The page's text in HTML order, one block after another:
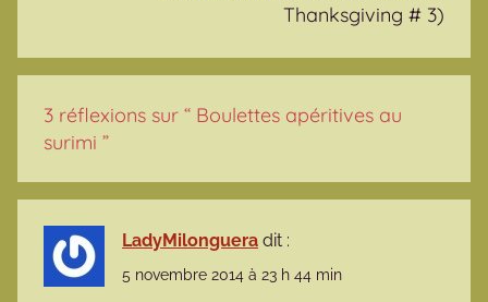
Thanksgiving # 3)
3 réflexions sur “ Boulettes apéritives au
surimi ”
LadyMilonguera dit :
5 novembre 2014 à 23 h 44 min